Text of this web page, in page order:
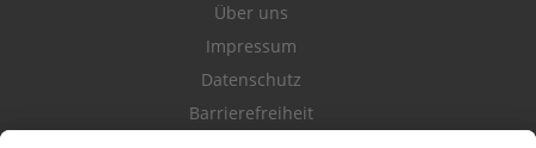
Über uns
Impressum
Datenschutz
Barrierefreiheit